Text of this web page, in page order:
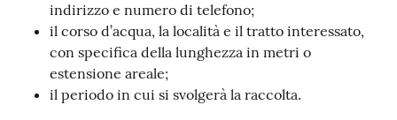
indirizzo e numero di telefono;
il corso d’acqua, la località e il tratto interessato,
con specifica della lunghezza in metri o
estensione areale;
il periodo in cui si svolgerà la raccolta.